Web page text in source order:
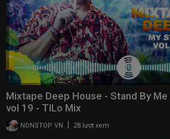
Mixtape Deep House - Stand By
vol 19 - TILo Mix
NONSTOP VN 28 lượt xem